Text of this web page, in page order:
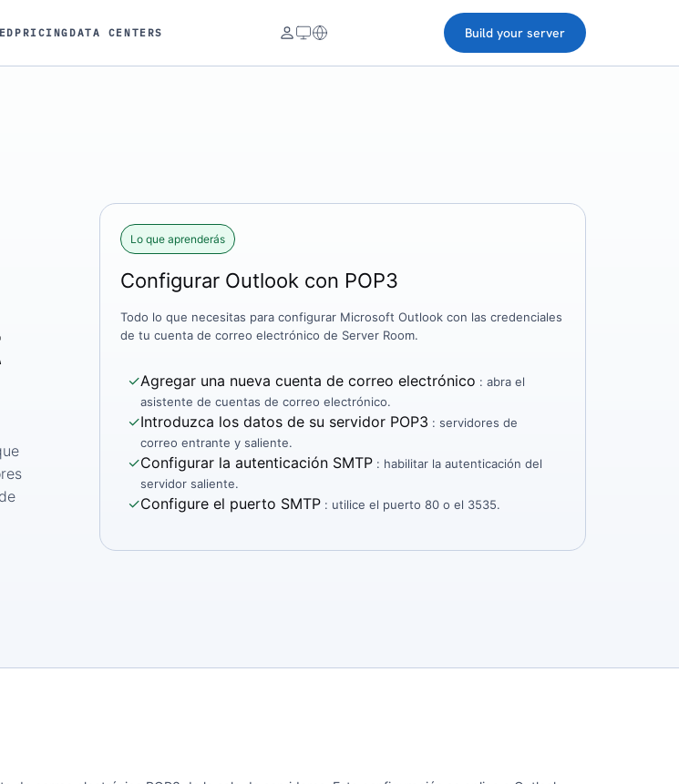
PRICING DATA CENTERS Build your server
Lo que aprenderás
Configurar Outlook con POP3
Todo lo que necesitas para configurar Microsoft Outlook con las credenciales
de tu cuenta de correo electrónico de Server Room.
✓Agregar una nueva cuenta de correo electrónico : abra el
asistente de cuentas de correo electrónico.
✓Introduzca los datos de su servidor POP3 : servidores de
correo entrante y saliente.
✓Configurar la autenticación SMTP : habilitar la autenticación del
servidor saliente.
✓Configure el puerto SMTP : utilice el puerto 80 o el 3535.